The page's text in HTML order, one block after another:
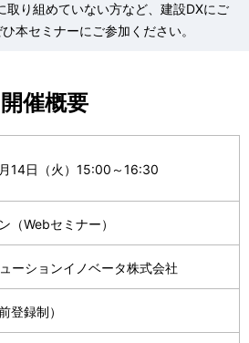
取り組めていない方など、建設DXにご
本セミナーにご参加ください。
開催概要
14日（火）15:00～16:30
（Webセミナー）
ーションイノベータ株式会社
登録制）